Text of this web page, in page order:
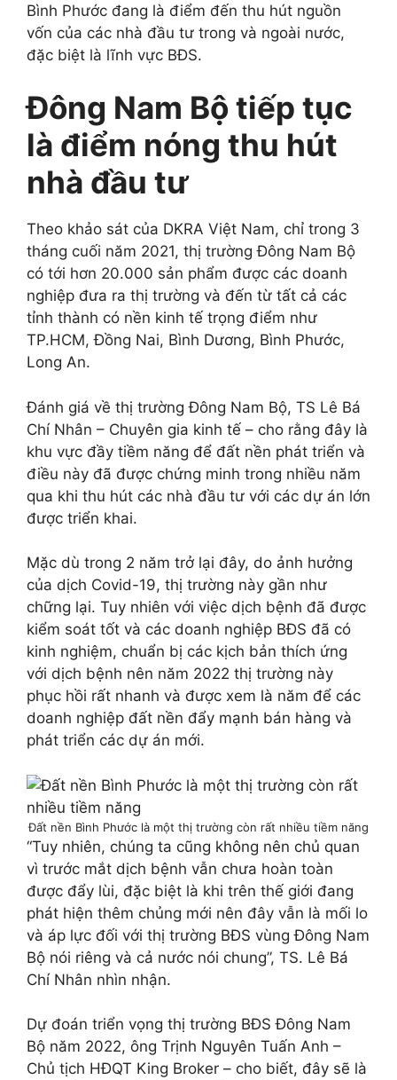
Bình Phước đang là điểm đến thu hút nguồn
vốn của các nhà đầu tư trong và ngoài nước,
đặc biệt là lĩnh vực BĐS.
Đông Nam Bộ tiếp tục
là điểm nóng thu hút
nhà đầu tư
Theo khảo sát của DKRA Việt Nam, chỉ trong 3
tháng cuối năm 2021, thị trường Đông Nam Bộ
có tới hơn 20.000 sản phẩm được các doanh
nghiệp đưa ra thị trường và đến từ tất cả các
tỉnh thành có nền kinh tế trọng điểm như
TP.HCM, Đồng Nai, Bình Dương, Bình Phước,
Long An.
Đánh giá về thị trường Đông Nam Bộ, TS Lê Bá
Chí Nhân – Chuyên gia kinh tế – cho rằng đây là
khu vực đầy tiềm năng để đất nền phát triển và
điều này đã được chứng minh trong nhiều năm
qua khi thu hút các nhà đầu tư với các dự án lớn
được triển khai.
Mặc dù trong 2 năm trở lại đây, do ảnh hưởng
của dịch Covid-19, thị trường này gần như
chững lại. Tuy nhiên với việc dịch bệnh đã được
kiểm soát tốt và các doanh nghiệp BĐS đã có
kinh nghiệm, chuẩn bị các kịch bản thích ứng
với dịch bệnh nên năm 2022 thị trường này
phục hồi rất nhanh và được xem là năm để các
doanh nghiệp đất nền đẩy mạnh bán hàng và
phát triển các dự án mới.
Đất nền Bình Phước là một thị trường còn rất nhiều tiềm năng
“Tuy nhiên, chúng ta cũng không nên chủ quan
vì trước mắt dịch bệnh vẫn chưa hoàn toàn
được đẩy lùi, đặc biệt là khi trên thế giới đang
phát hiện thêm chủng mới nên đây vẫn là mối lo
và áp lực đối với thị trường BĐS vùng Đông Nam
Bộ nói riêng và cả nước nói chung”, TS. Lê Bá
Chí Nhân nhìn nhận.
Dự đoán triển vọng thị trường BĐS Đông Nam
Bộ năm 2022, ông Trịnh Nguyên Tuấn Anh –
Chủ tịch HĐQT King Broker – cho biết, đây sẽ là